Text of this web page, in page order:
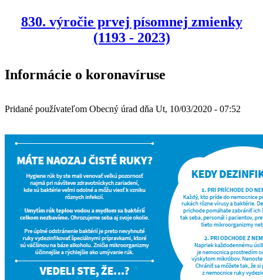
830. výročie prvej písomnej zmienky
(1193 - 2023)
Informácie o koronavíruse
Pridané používateľom Obecný úrad dňa Ut, 10/03/2020 - 07:52